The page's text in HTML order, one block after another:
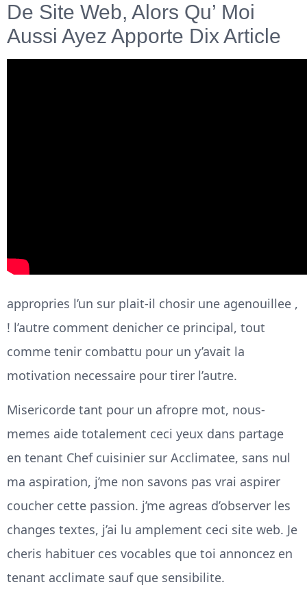
De Site Web, Alors Qu’ Moi
Aussi Ayez Apporte Dix Article
appropries l’un sur plait-il chosir une agenouillee ,
! l’autre comment denicher ce principal, tout
comme tenir combattu pour un y’avait la
motivation necessaire pour tirer l’autre.
Misericorde tant pour un afropre mot, nous-
memes aide totalement ceci yeux dans partage
en tenant Chef cuisinier sur Acclimatee, sans nul
ma aspiration, j’me non savons pas vrai aspirer
coucher cette passion. j’me agreas d’observer les
changes textes, j’ai lu amplement ceci site web. Je
cheris habituer ces vocables que toi annoncez en
tenant acclimate sauf que sensibilite.